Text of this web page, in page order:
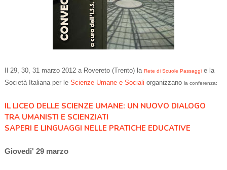
Il 29, 30, 31 marzo 2012 a Rovereto (Trento) la Rete di Scuole Passaggie la
Società Italiana per le Scienze Umane e Sociali organizzano la conferenza:
IL LICEO DELLE SCIENZE UMANE: UN NUOVO DIALOGO
TRA UMANISTI E SCIENZIATI
SAPERI E LINGUAGGI NELLE PRATICHE EDUCATIVE
Giovedi' 29 marzo